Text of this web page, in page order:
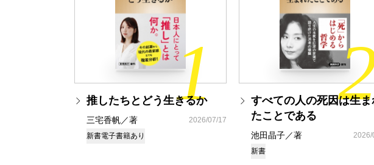
1
推したちとどう生きるか
三宅香帆／著
2026/07/17
新書電子書籍あり
すべての人の死因は生ま
たことである
池田晶子／著
2026/
新書